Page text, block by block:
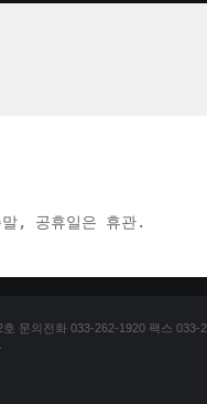
, 공휴일은 휴관.
문의전화 033-262-1920 팩스 033-